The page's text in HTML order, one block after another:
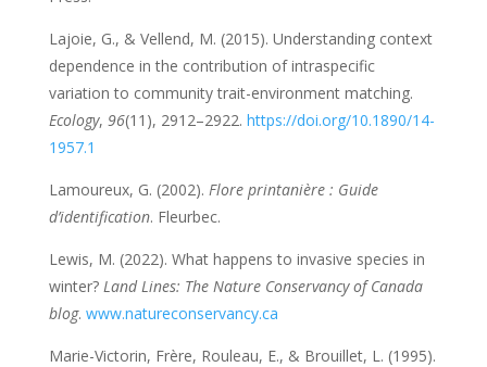
Lajoie, G., & Vellend, M. (2015). Understanding context
dependence in the contribution of intraspecific
variation to community trait-environment matching.
Ecology, 96(11), 2912–2922. https://doi.org/10.1890/14-
1957.1
Lamoureux, G. (2002). Flore printanière : Guide
d’identification. Fleurbec.
Lewis, M. (2022). What happens to invasive species in
winter? Land Lines: The Nature Conservancy of Canada
blog. www.natureconservancy.ca
Marie-Victorin, Frère, Rouleau, E., & Brouillet, L. (1995).